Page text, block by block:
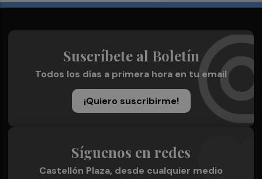
Suscríbete al Boletín
Todos los días a primera hora en tu email
¡Quiero suscribirme!
Síguenos en redes
Castellón Plaza, desde cualquier medio